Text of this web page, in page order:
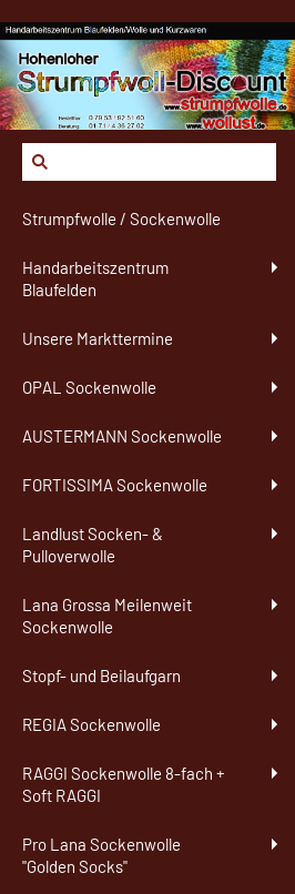
Strumpfwolle / Sockenwolle
Handarbeitszentrum
Blaufelden
Unsere Markttermine
OPAL Sockenwolle
AUSTERMANN Sockenwolle
FORTISSIMA Sockenwolle
Landlust Socken- &
Pulloverwolle
Lana Grossa Meilenweit
Sockenwolle
Stopf- und Beilaufgarn
REGIA Sockenwolle
RAGGI Sockenwolle 8-fach +
Soft RAGGI
Pro Lana Sockenwolle
"Golden Socks"